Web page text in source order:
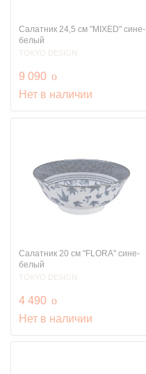
Салатник 24,5 см "MIXED" сине-
белый
TOKYO DESIGN
9 090 руб.
o
Нет в наличии
Салатник 20 см "FLORA" сине-
белый
TOKYO DESIGN
4 490 руб.
o
Нет в наличии